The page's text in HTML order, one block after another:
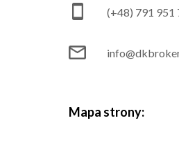
(+48) 791 951
Mapa strony: